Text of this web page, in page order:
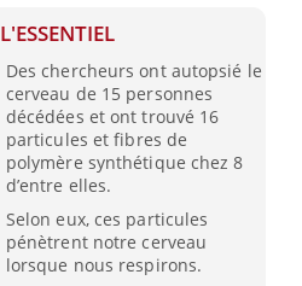
L'ESSENTIEL
Des chercheurs ont autopsié le
cerveau de 15 personnes
décédées et ont trouvé 16
particules et fibres de
polymère synthétique chez 8
d’entre elles.
Selon eux, ces particules
pénètrent notre cerveau
lorsque nous respirons.